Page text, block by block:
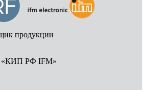
продукции
«КИП РФ IFM»